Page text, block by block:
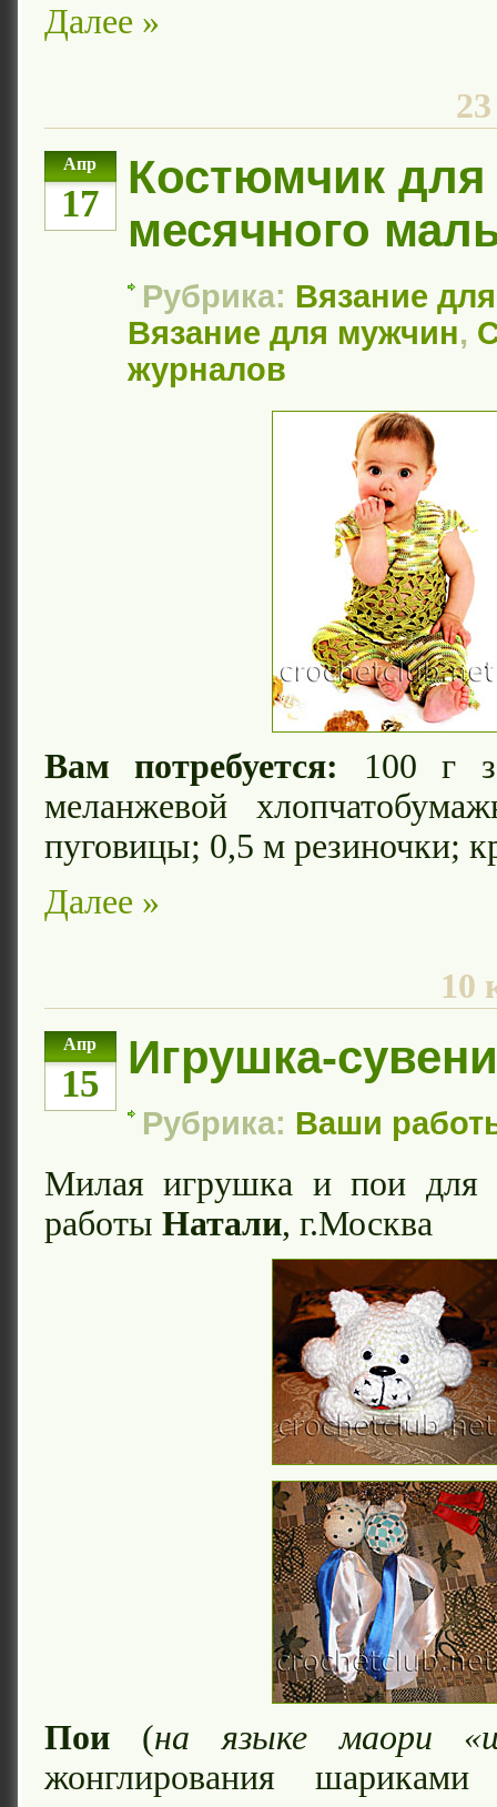
Далее »
Апр
17
Костюмчик для
месячного
Рубрика: Вязание
Вязание для мужчин,
журналов
Вам потребуется: 100 г
меланжевой
пуговицы; 0,5 м резиночки;
Далее »
10
Апр
15
Игрушка-
Рубрика: Ваши
Милая игрушка и пои для
работы Натали, г.Москва
Пои (на языке маори
жонглирования